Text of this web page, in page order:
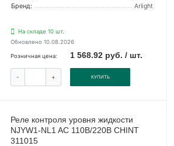
Бренд:
Arlight
На складе 10 шт.
Обновлено 10.08.2026
Розничная цена: 1 568.92 руб. / шт.
- + КУПИТЬ
Реле контроля уровня жидкости
NJYW1-NL1 AC 110В/220В CHINT
311015